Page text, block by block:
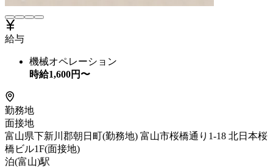
給与
機械オペレーション
時給1,600円〜
勤務地
面接地
富山県下新川郡朝日町(勤務地) 富山市桜橋通り1-18 北日本桜
橋ビル1F(面接地)
泊(富山)駅